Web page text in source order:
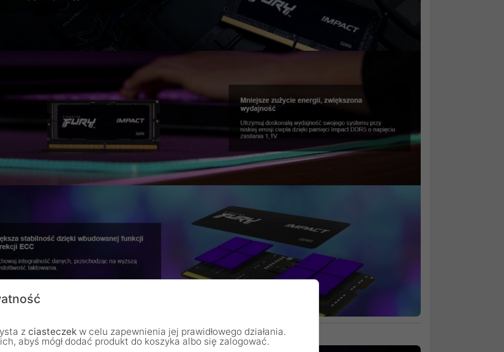
z ciasteczek w celu zapewnienia jej prawidłowego działania.
abyś mógł dodać produkt do koszyka albo się zalogować.